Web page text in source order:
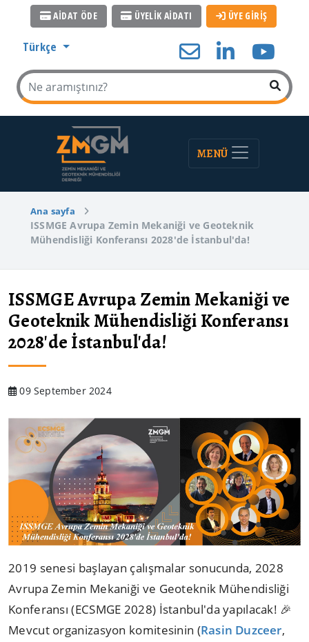
AİDAT ÖDE ÜYELİK AİDATI ÜYE GİRİŞ
Türkçe
MENÜ
Ana sayfa
ISSMGE Avrupa Zemin Mekaniği ve Geoteknik
Mühendisliği Konferansı 2028'de İstanbul'da!
ISSMGE Avrupa Zemin Mekaniği ve
Geoteknik Mühendisliği Konferansı
2028'de İstanbul'da!
09 September 2024
2019 senesi başlayan çalışmalar sonucunda, 2028
Avrupa Zemin Mekaniği ve Geoteknik Mühendisliği
Konferansı (ECSMGE 2028) İstanbul'da yapılacak! 🎉
Mevcut organizasyon komitesinin (Rasin Duzceer,